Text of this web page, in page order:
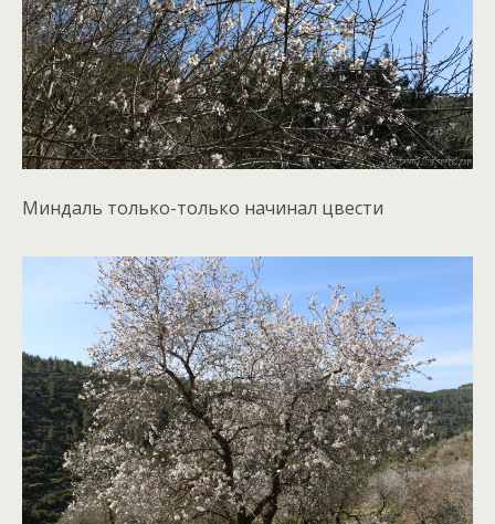
Миндаль только-только начинал цвести